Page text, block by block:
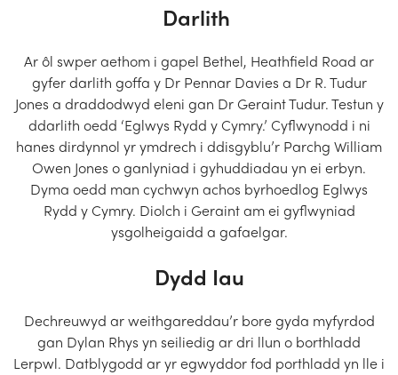
Darlith
Ar ôl swper aethom i gapel Bethel, Heathfield Road ar
gyfer darlith goffa y Dr Pennar Davies a Dr R. Tudur
Jones a draddodwyd eleni gan Dr Geraint Tudur. Testun y
ddarlith oedd ‘Eglwys Rydd y Cymry.’ Cyflwynodd i ni
hanes dirdynnol yr ymdrech i ddisgyblu’r Parchg William
Owen Jones o ganlyniad i gyhuddiadau yn ei erbyn.
Dyma oedd man cychwyn achos byrhoedlog Eglwys
Rydd y Cymry. Diolch i Geraint am ei gyflwyniad
ysgolheigaidd a gafaelgar.
Dydd Iau
Dechreuwyd ar weithgareddau’r bore gyda myfyrdod
gan Dylan Rhys yn seiliedig ar dri llun o borthladd
Lerpwl. Datblygodd ar yr egwyddor fod porthladd yn lle i